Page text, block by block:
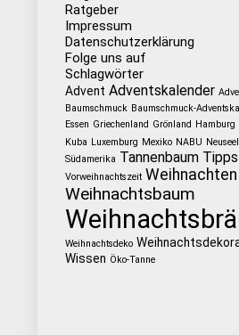
Ratgeber
Impressum
Datenschutzerklärung
Folge uns auf
Schlagwörter
Advent Adventskalender
Baumschmuck Baumschmuck-
Essen Griechenland Grönland Hamburg
Kuba Luxemburg Mexiko NABU
Südamerika Tannenbaum Tipps
Vorweihnachtszeit Weihnachten
Weihnachtsbaum
Weihnachtsdeko
Wissen Öko-Tanne